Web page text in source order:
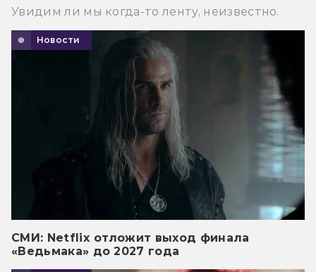
Увидим ли мы когда-то ленту, неизвестно.
Новости
СМИ: Netflix отложит выход финала
«Ведьмака» до 2027 года